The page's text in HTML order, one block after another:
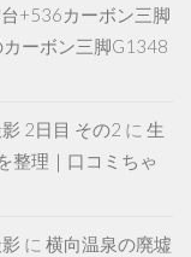
+536カーボン三脚
ーボン三脚G1348
2日目 その2 に 生
整理｜口コミちゃ
に 横向温泉の廃墟